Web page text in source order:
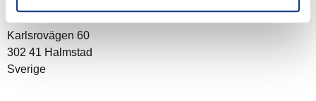
Stabe AB
Karlsrovägen 60
302 41 Halmstad
Sverige